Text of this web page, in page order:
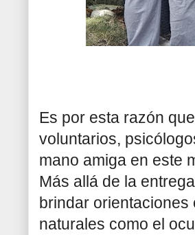
Es por esta razón
voluntarios,
mano amiga en este
Más allá de la
brindar
naturales como el